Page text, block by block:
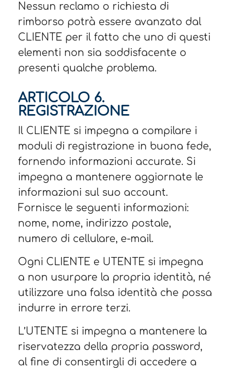
Nessun reclamo o richiesta di
rimborso potrà essere avanzato dal
CLIENTE per il fatto che uno di questi
elementi non sia soddisfacente o
presenti qualche problema.
ARTICOLO 6.
REGISTRAZIONE​
Il CLIENTE si impegna a compilare i
moduli di registrazione in buona fede,
fornendo informazioni accurate. Si
impegna a mantenere aggiornate le
informazioni sul suo account.
Fornisce le seguenti informazioni:
nome, nome, indirizzo postale,
numero di cellulare, e-mail.
Ogni CLIENTE e UTENTE si impegna
a non usurpare la propria identità, né
utilizzare una falsa identità che possa
indurre in errore terzi.
L’UTENTE si impegna a mantenere la
riservatezza della propria password,
al fine di consentirgli di accedere a